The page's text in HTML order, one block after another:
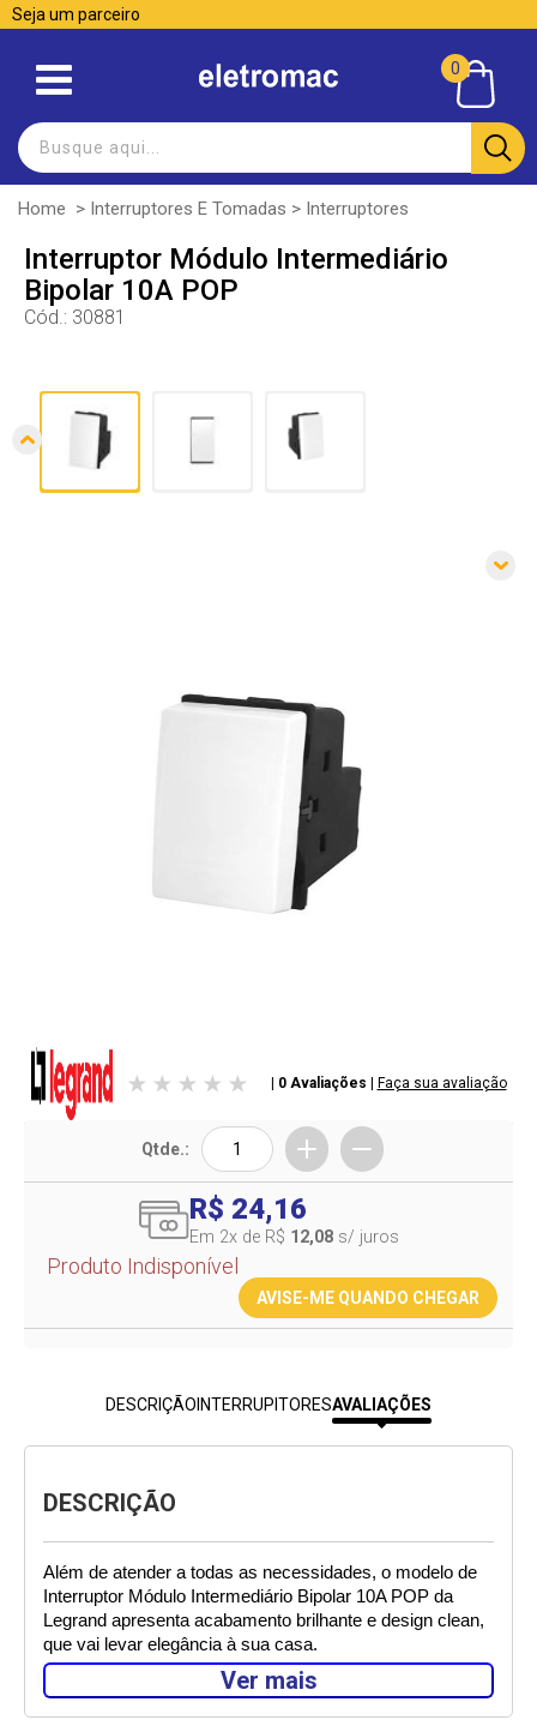
Seja um parceiro
0
Home > Interruptores E Tomadas > Interruptores
Interruptor Módulo Intermediário
Bipolar 10A POP
Cód.: 30881
| 0 Avaliações Faça sua avaliação
Qtde.:
R$ 24,16
Em 2x de R$ 12,08 s/ juros
AVISE-ME QUANDO CHEGAR
Produto Indisponível
DESCRIÇÃO INTERRUPITORESAVALIAÇÕES
DESCRIÇÃO
Além de atender a todas as necessidades, o modelo de
Interruptor Módulo Intermediário Bipolar 10A POP da
Legrand apresenta acabamento brilhante e design clean,
que vai levar elegância à sua casa.
Presente nos 5 continentes, em mais de 180 países, a
Legrand traz soluções comprovadas mundialmente de
Ver mais